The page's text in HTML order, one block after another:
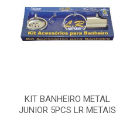
KIT BANHEIRO METAL
JUNIOR 5PCS LR METAIS